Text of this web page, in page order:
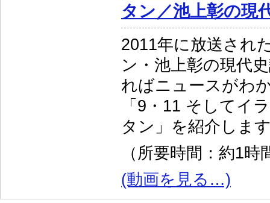
タン／池上彰の現
2011年に放送され
ン・池上彰の現代
ればニュースがわ
「9・11 そしてイ
タン」を紹介しま
（所要時間：約1時
(動画を見る…)